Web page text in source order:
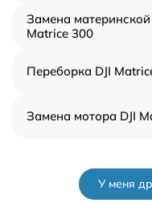
Замена материнской
Matrice 300
Переборка DJI
Замена мотора DJI
У меня